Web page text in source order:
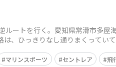
ートを行く。愛知県常滑市多屋
、ひっきりなし通りまくってい
マリンスポーツ セントレア 飛